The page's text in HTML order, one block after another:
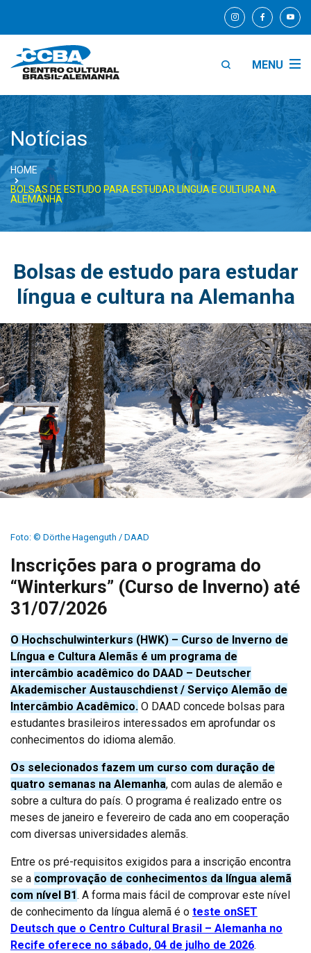
MENU
Notícias
HOME
BOLSAS DE ESTUDO PARA ESTUDAR LÍNGUA E CULTURA NA
ALEMANHA
Bolsas de estudo para estudar
língua e cultura na Alemanha
Foto: © Dörthe Hagenguth / DAAD
Inscrições para o programa do
“Winterkurs” (Curso de Inverno) até
31/07/2026
O Hochschulwinterkurs (HWK) – Curso de Inverno de
Língua e Cultura Alemãs é um programa de
intercâmbio acadêmico do DAAD – Deutscher
Akademischer Austauschdienst / Serviço Alemão de
Intercâmbio Acadêmico. O DAAD concede bolsas para
estudantes brasileiros interessados em aprofundar os
conhecimentos do idioma alemão.
Os selecionados fazem um curso com duração de
quatro semanas na Alemanha, com aulas de alemão e
sobre a cultura do país. O programa é realizado entre os
meses de janeiro e fevereiro de cada ano em cooperação
com diversas universidades alemãs.
Entre os pré-requisitos exigidos para a inscrição encontra
se a comprovação de conhecimentos da língua alemã
com nível B1. A forma mais fácil de comprovar este nível
de conhecimento da língua alemã é o teste onSET
Deutsch que o Centro Cultural Brasil – Alemanha no
Recife oferece no sábado, 04 de julho de 2026.